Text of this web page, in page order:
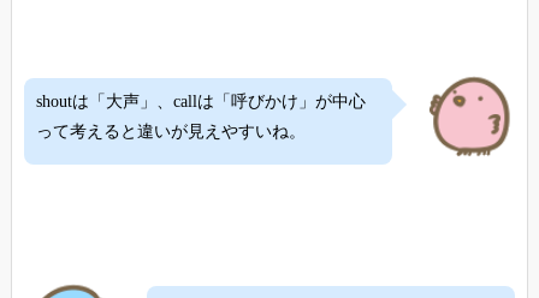
shoutは「大声」、callは「呼びかけ」が中心
って考えると違いが見えやすいね。